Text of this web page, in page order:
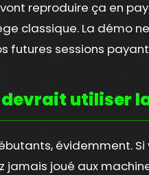
reproduire ça en
classique. La démo
futures sessions
devrait utiliser
évidemment. Si
jamais joué aux